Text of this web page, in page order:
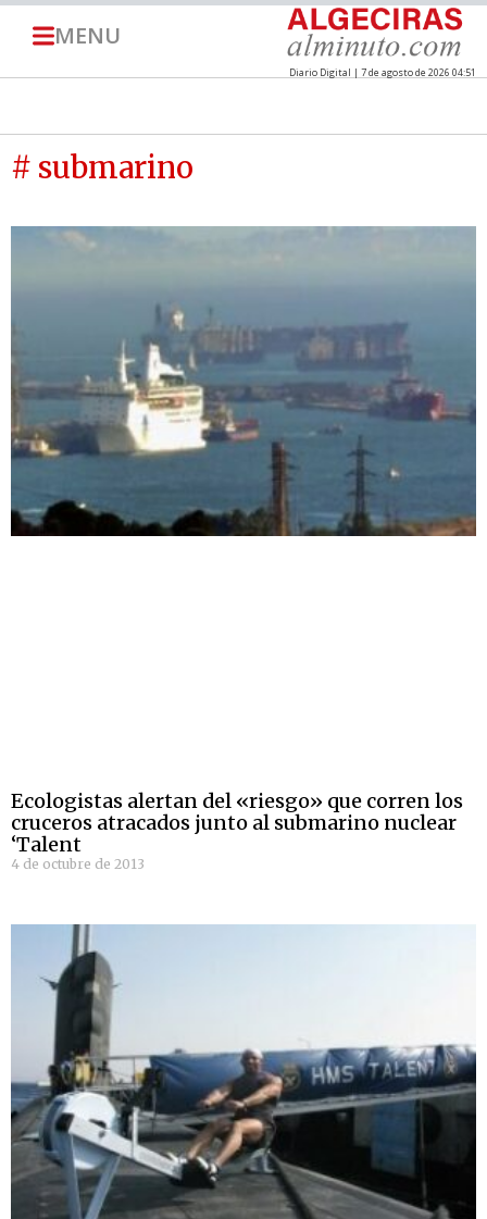
MENU
Diario Digital | 7 de agosto de 2026 04:51
# submarino
Ecologistas alertan del «riesgo» que corren los
cruceros atracados junto al submarino nuclear
‘Talent
4 de octubre de 2013